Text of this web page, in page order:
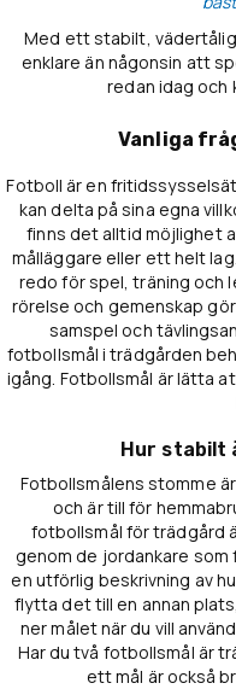
Med ett stabilt,
enklare än någonsin att
redan idag och
Vanliga
Fotboll är en
kan delta på sina egna
finns det alltid möjlighet
målläggare eller ett helt
redo för spel, träning och
rörelse och gemenskap
samspel och
fotbollsmål i trädgården
igång. Fotbollsmål är lätta
Hur stabilt
Fotbollsmålens stomme
och är till för
fotbollsmål för trädgård
genom de jordankare som
en utförlig beskrivning av
flytta det till en annan
ner målet när du vill
Har du två fotbollsmål är
ett mål är också